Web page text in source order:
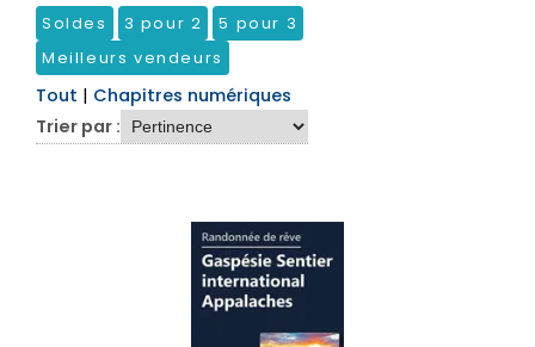
Soldes 3 pour 2
5 pour 3
Meilleurs vendeurs
Tout | Chapitres numériques
Trier par :